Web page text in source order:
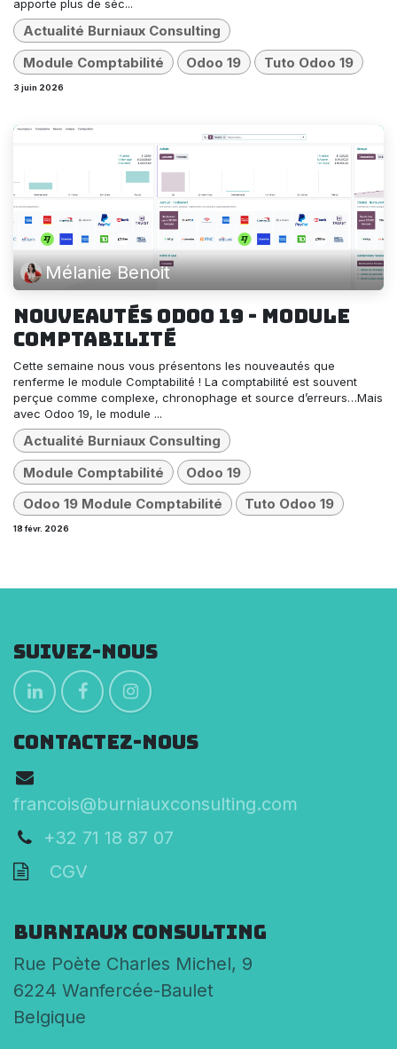
apporte plus de séc...
Actualité Burniaux Consulting
Module Comptabilité
Odoo 19 Tuto Odoo 19
3 juin 2026
Mélanie Benoit
Nouveautés Odoo 19 - Module
Comptabilité
Cette semaine nous vous présentons les nouveautés que
renferme le module Comptabilité ! La comptabilité est souvent
perçue comme complexe, chronophage et source d’erreurs…Mais
avec Odoo 19, le module ...
Actualité Burniaux Consulting
Module Comptabilité
Odoo 19
Odoo 19 Module Comptabilité
Tuto Odoo 19
18 févr. 2026
Suivez-nous
CONTACTEZ-NOUS
francois@burniauxconsulting.com
+32 71 18 87 07
CGV
Burniaux Consulting
Rue Poète Charles Michel, 9
6224 Wanfercée-Baulet
Belgique